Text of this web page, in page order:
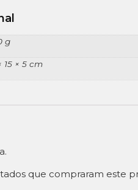
g
15 × 5 cm
que compraram este